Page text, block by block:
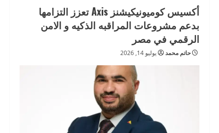
أكسيس كوميونيكيشنز Axis تعزز التزامها
بدعم مشروعات المراقبه الذكيه و الامن
الرقمي في مصر
حاتم محمد يوليو 14, 2026